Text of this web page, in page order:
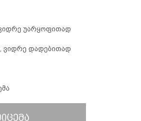
უარყოფითად
დადებითად